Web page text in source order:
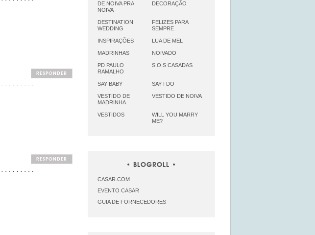
RESPONDER
RESPONDER
DE NOIVA PRA
NOIVA
DECORAÇÃO
DESTINATION
WEDDING
FELIZES PARA
SEMPRE
INSPIRAÇÕES LUA DE MEL
MADRINHAS NOIVADO
PD PAULO
RAMALHO
S.O.S CASADAS
SAY BABY SAY I DO
VESTIDO DE
MADRINHA
VESTIDO DE NOIVA
VESTIDOS
WILL YOU MARRY
ME?
BLOGROLL
CASAR.COM
EVENTO CASAR
GUIA DE FORNECEDORES